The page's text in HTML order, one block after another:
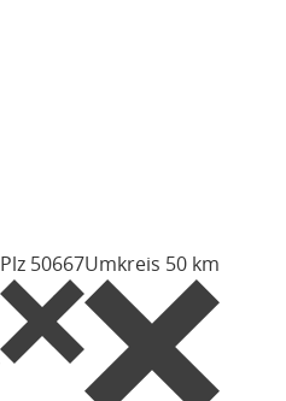
Plz 50667Umkreis 50 km